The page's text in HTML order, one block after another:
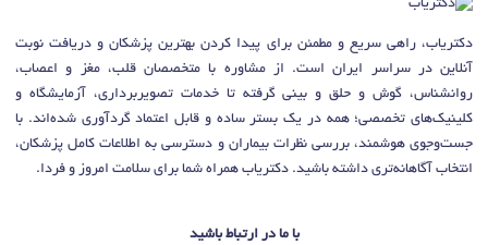
دکتریاب، راهی سریع و مطمئن برای پیدا کردن بهترین پزشکان و دریافت نوبت
آنلاین در سراسر ایران است. از مشاوره با متخصصان قلب، مغز و اعصاب،
روانشناس، گوش و حلق و بینی گرفته تا خدمات تصویربرداری، آزمایشگاه و
کلینیک‌های تخصصی؛ همه در یک بستر ساده و قابل اعتماد گردآوری شده‌اند. با
جست‌وجوی هوشمند، بررسی نظرات بیماران و دسترسی به اطلاعات کامل پزشکان،
انتخاب آگاهانه‌تری داشته باشید. دکتریاب همراه شما برای سلامت امروز و فردا.
با ما در ارتباط باشید